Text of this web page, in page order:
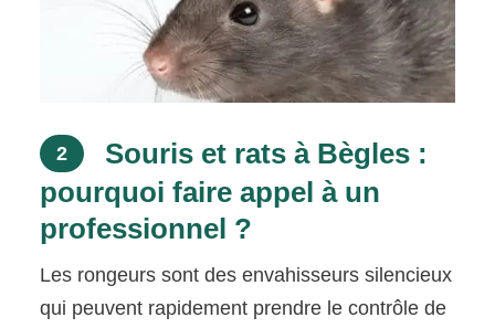
2
Souris et rats à Bègles :
pourquoi faire appel à un
professionnel ?
Les rongeurs sont des envahisseurs silencieux
qui peuvent rapidement prendre le contrôle de